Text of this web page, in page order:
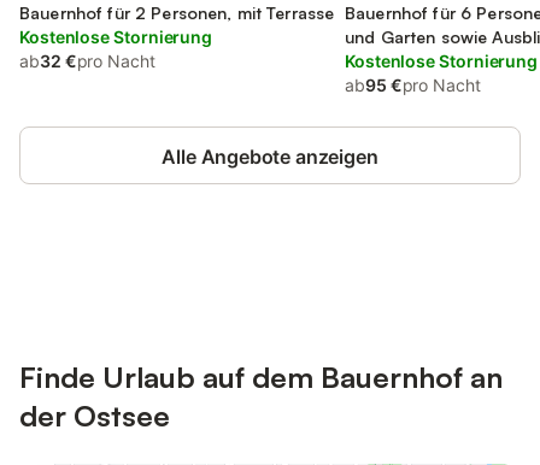
Bauernhof für 2 Personen, mit Terrasse
Kostenlose Stornierung
ab32 €pro Nacht
Ostseeküste
Bauernhof für 6
und Garten sowie
Kostenlose Stornierung
ab95 €pro Nacht
Alle Angebote anzeigen
Finde Urlaub auf dem Bauernhof an
der Ostsee